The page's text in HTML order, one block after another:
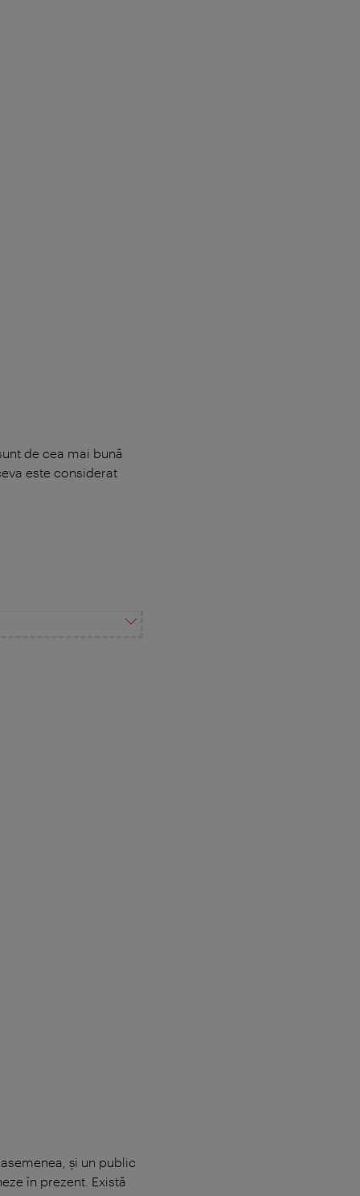
de cea mai bună
este considerat
şi un public
în prezent. Există